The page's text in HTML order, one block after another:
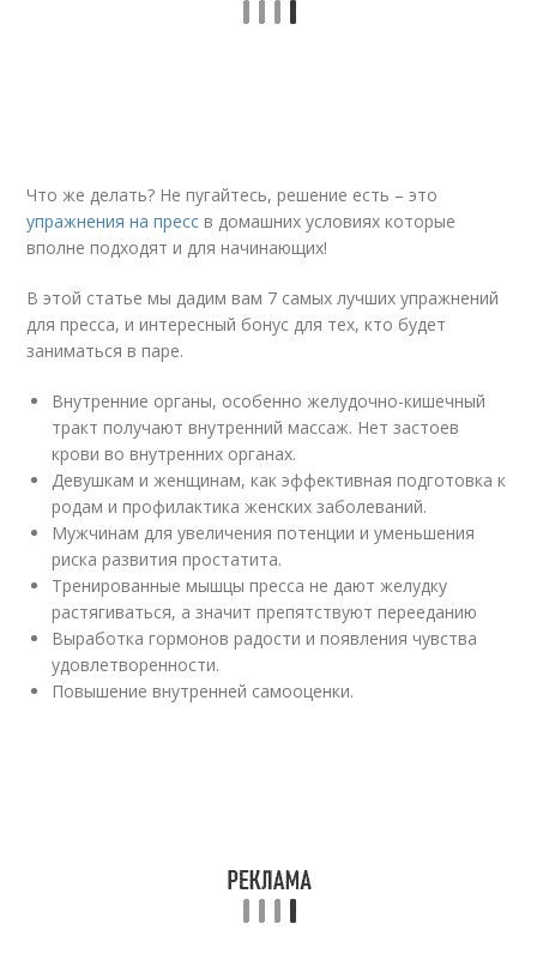
Что же делать? Не пугайтесь, решение есть – это
упражнения на пресс в домашних условиях которые
вполне подходят и для начинающих!
В этой статье мы дадим вам 7 самых лучших упражнений
для пресса, и интересный бонус для тех, кто будет
заниматься в паре.
Внутренние органы, особенно желудочно-кишечный
тракт получают внутренний массаж. Нет застоев
крови во внутренних органах.
Девушкам и женщинам, как эффективная подготовка к
родам и профилактика женских заболеваний.
Мужчинам для увеличения потенции и уменьшения
риска развития простатита.
Тренированные мышцы пресса не дают желудку
растягиваться, а значит препятствуют перееданию
Выработка гормонов радости и появления чувства
удовлетворенности.
Повышение внутренней самооценки.